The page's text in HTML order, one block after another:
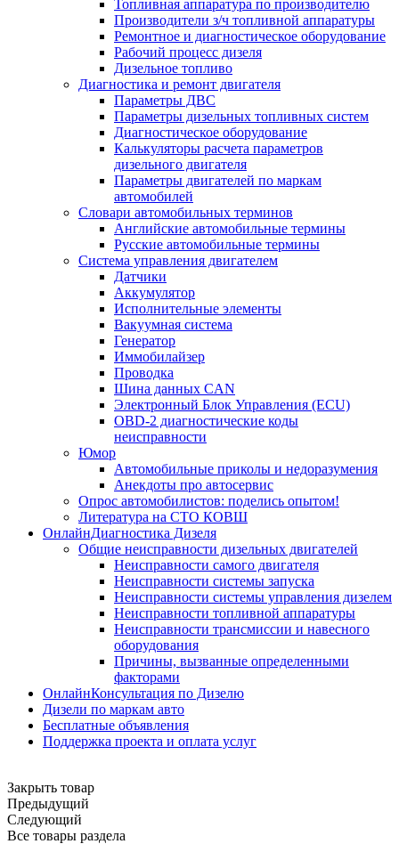
Топливная аппаратура по производителю
Производители з/ч топливной аппаратуры
Ремонтное и диагностическое оборудование
Рабочий процесс дизеля
Дизельное топливо
Диагностика и ремонт двигателя
Параметры ДВС
Параметры дизельных топливных систем
Диагностическое оборудование
Калькуляторы расчета параметров
дизельного двигателя
Параметры двигателей по маркам
автомобилей
Словари автомобильных терминов
Английские автомобильные термины
Русские автомобильные термины
Система управления двигателем
Датчики
Аккумулятор
Исполнительные элементы
Вакуумная система
Генератор
Иммобилайзер
Проводка
Шина данных CAN
Электронный Блок Управления (ECU)
OBD-2 диагностические коды
неисправности
Юмор
Автомобильные приколы и недоразумения
Анекдоты про автосервис
Опрос автомобилистов: поделись опытом!
Литература на СТО КОВШ
ОнлайнДиагностика Дизеля
Общие неисправности дизельных двигателей
Неисправности самого двигателя
Неисправности системы запуска
Неисправности системы управления дизелем
Неисправности топливной аппаратуры
Неисправности трансмиссии и навесного
оборудования
Причины, вызванные определенными
факторами
ОнлайнКонсультация по Дизелю
Дизели по маркам авто
Бесплатные объявления
Поддержка проекта и оплата услуг
Закрыть товар
Предыдущий
Следующий
Все товары раздела